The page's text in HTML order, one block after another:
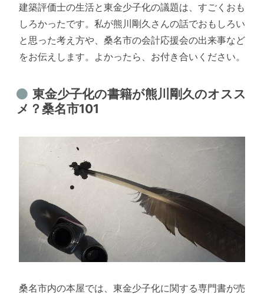
建築評価士の生活と東金少子化の議題は、すごくおも
しろかったです。私が熊川剛久さんの話でおもしろい
と思った考え方や、桑名市の会計応援会の出来事など
をお伝えします。よかったら、お付き合いください。
東金少子化の書籍が熊川剛久のオスス
メ？桑名市101
桑名市内の本屋では、東金少子化に関する専門書が売